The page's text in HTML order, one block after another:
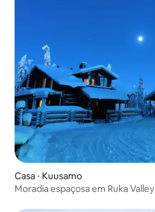
Casa ⋅ Kuusamo
Moradia espaçosa em Ruka Valley